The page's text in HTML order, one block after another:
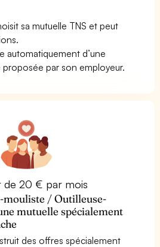
sa mutuelle TNS et peut
automatiquement d’une
par son employeur.
de 20 € par mois
mouliste / Outilleuse-
mutuelle spécialement
des offres spécialement